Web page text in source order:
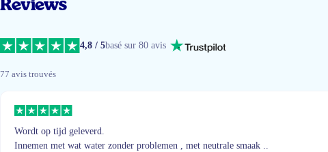
Reviews
4,8 / 5basé sur 80 avis
77 avis trouvés
Wordt op tijd geleverd.
Innemen met wat water zonder problemen , met neutrale smaak ..